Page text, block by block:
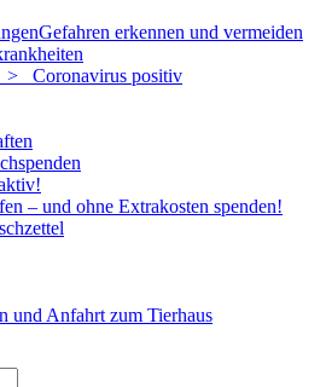
Gefahren erkennen und vermeiden
Coronavirus positiv
– und ohne Extrakosten spenden!
und Anfahrt zum Tierhaus